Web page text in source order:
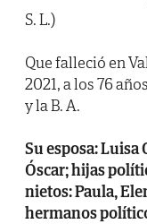
S. L.)
Que falleció en
2021, a los 76
y la B. A.
Su esposa:
Óscar; hijas
nietos: Paula,
hermanos